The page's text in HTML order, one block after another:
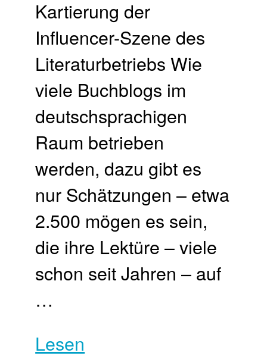
Kartierung der
Influencer-Szene des
Literaturbetriebs Wie
viele Buchblogs im
deutschsprachigen
Raum betrieben
werden, dazu gibt es
nur Schätzungen – etwa
2.500 mögen es sein,
die ihre Lektüre – viele
schon seit Jahren – auf
…
Lesen